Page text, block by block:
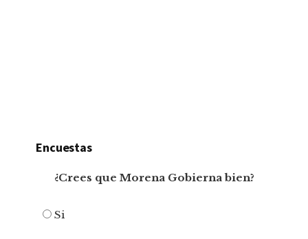
Encuestas
¿Crees que Morena Gobierna bien?
Si